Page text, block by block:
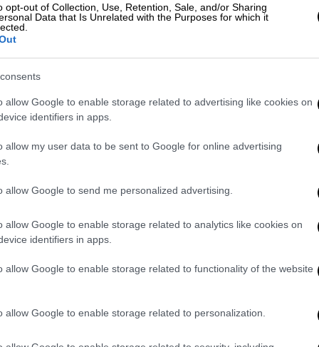
opt-out of Collection, Use, Retention, Sale, and/or Sharing
Data that Is Unrelated with the Purposes for which it
allow Google to enable storage related to advertising like cookies on
identifiers in apps.
allow my user data to be sent to Google for online advertising
allow Google to send me personalized advertising.
allow Google to enable storage related to analytics like cookies on
identifiers in apps.
allow Google to enable storage related to functionality of the website
allow Google to enable storage related to personalization.
το όχημά του την ώρα του
είχε την τεχνική δυνατότητα μέσω την
να επιδεικνύει αρμοδίως την ψηφιακή
προσθέτοντας ότι η υπόθεση αυτή
δεσμευτεί και ηλεκτρονικά η άδεια
παράβαση επισύρει την
αποθήκευσης ταυτοποιητικών
με το άρθρο 80 του ν.
μπορεί να αποθηκεύει και να
άδεια οδήγησης κ.λπ.) σε φορείς του
Αστυνομίας, στο πλαίσιο
στα έγγραφα διαμεσολάβησης,